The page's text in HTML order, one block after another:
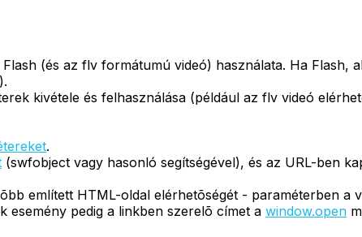
(és az flv formátumú videó) használata. Ha Flash,
kivétele és felhasználása (például az flv videó
.
(swfobject vagy hasonló segítségével), és az URL-ben
említett HTML-oldal elérhetõségét - paraméterben a
pedig a linkben szerelõ címet a window.open